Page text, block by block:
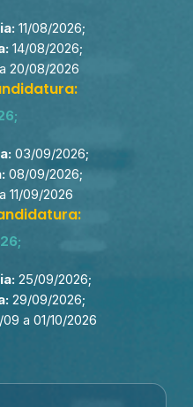
11/08/2026;
14/08/2026;
20/08/2026
03/09/2026;
08/09/2026;
11/09/2026
25/09/2026;
29/09/2026;
a 01/10/2026